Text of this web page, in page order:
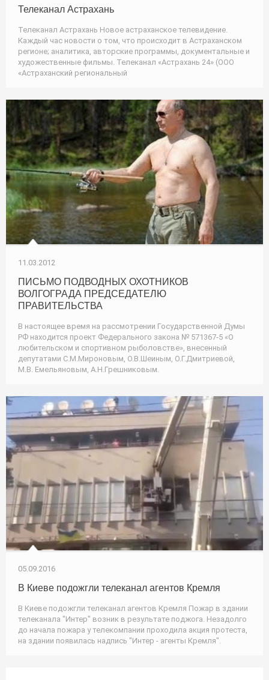
Телеканал Астрахань
Телеканал Астрахань Новое астраханское телевидение.
Каждый час новости о том, что происходит в Астраханском
регионе; аналитика, авторские программы, документальные и
художественные фильмы. Телеканал «Астрахань 24» (ООО
«Астраханский региональный
11.03.2012
ПИСЬМО ПОДВОДНЫХ ОХОТНИКОВ
ВОЛГОГРАДА ПРЕДСЕДАТЕЛЮ
ПРАВИТЕЛЬСТВА
В настоящее время на рассмотрении Государственной Думы
РФ находится проект Федерального закона № 571367-5 «О
любительском и спортивном рыболовстве», внесенный
депутатами С.М.Мироновым, О.В.Шеиным, О.Г.Дмитриевой,
М.В. Емельяновым, А.Н.Грешниковым.
05.09.2016
В Киеве подожгли телеканал агентов Кремля
В Киеве подожгли телеканал агентов Кремля Пожар в здании
телеканала "Интер" возник в результате поджога. Незадолго
до начала пожара у телекомпании проходила акция протеста,
на здании появилась надпись "Интер - агенты Кремля".